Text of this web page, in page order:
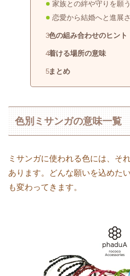
家族との絆や守りを願
恋愛から結婚へと進展
色の組み合わせのヒント
着ける場所の意味
まとめ
色別ミサンガの意味一覧
ミサンガに使われる色には、そ
あります。どんな願いを込めた
も変わってきます。